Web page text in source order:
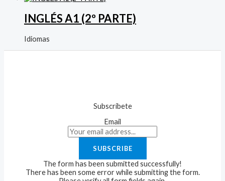
INGLÉS A1 (2º PARTE)
Idiomas
Subscríbete
Email
SUBSCRIBE
The form has been submitted successfully!
There has been some error while submitting the form.